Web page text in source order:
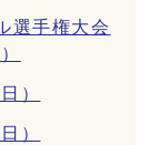
選手権大会
）
）